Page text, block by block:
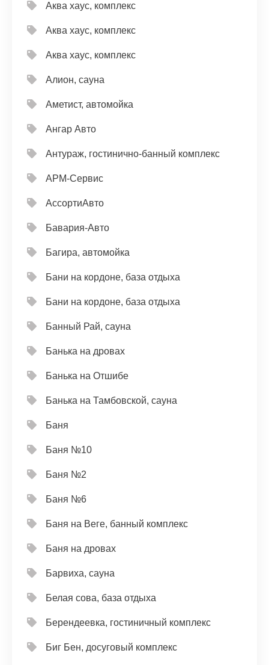
Аква хаус, комплекс
Аква хаус, комплекс
Аква хаус, комплекс
Алион, сауна
Аметист, автомойка
Ангар Авто
Антураж, гостинично-банный комплекс
АРМ-Сервис
АссортиАвто
Бавария-Авто
Багира, автомойка
Бани на кордоне, база отдыха
Бани на кордоне, база отдыха
Банный Рай, сауна
Банька на дровах
Банька на Отшибе
Банька на Тамбовской, сауна
Баня
Баня №10
Баня №2
Баня №6
Баня на Веге, банный комплекс
Баня на дровах
Барвиха, сауна
Белая сова, база отдыха
Берендеевка, гостиничный комплекс
Биг Бен, досуговый комплекс